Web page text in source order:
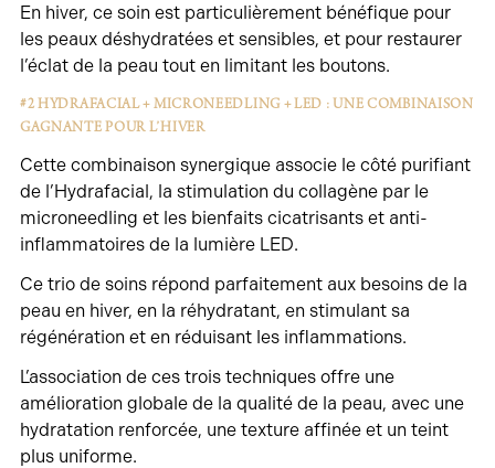
En hiver, ce soin est particulièrement bénéfique pour
les peaux déshydratées et sensibles, et pour restaurer
l’éclat de la peau tout en limitant les boutons.
#2HYDRAFACIAL+ MICRONEEDLING + LED : UNE COMBINAISON
GAGNANTE POUR L’HIVER
Cette combinaison synergique associe le côté purifiant
de l’Hydrafacial, la stimulation du collagène par le
microneedling et les bienfaits cicatrisants et anti-
inflammatoires de la lumière LED.
Ce trio de soins répond parfaitement aux besoins de la
peau en hiver, en la réhydratant, en stimulant sa
régénération et en réduisant les inflammations.
L’association de ces trois techniques offre une
amélioration globale de la qualité de la peau, avec une
hydratation renforcée, une texture affinée et un teint
plus uniforme.